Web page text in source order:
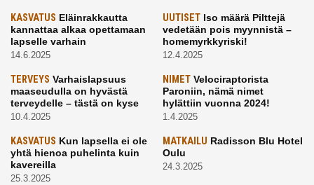
KASVATUS Eläinrakkautta
kannattaa alkaa opettamaan
lapselle varhain
14.6.2025
UUTISETIso määrä Pilttejä
vedetään pois myynnistä –
homemyrkkyriski!
12.4.2025
TERVEYS Varhaislapsuus
maaseudulla on hyvästä
terveydelle – tästä on kyse
10.4.2025
NIMETVelociraptorista
Paroniin, nämä nimet
hylättiin vuonna 2024!
1.4.2025
KASVATUS Kun lapsella ei ole
yhtä hienoa puhelinta kuin
kavereilla
25.3.2025
MATKAILU Radisson Blu Hotel
Oulu
24.3.2025